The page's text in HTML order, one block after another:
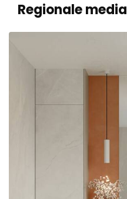
Regionale media